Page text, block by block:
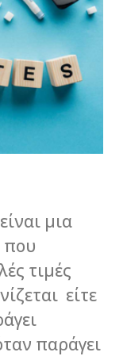
μια
που
τιμές
είτε
παράγει